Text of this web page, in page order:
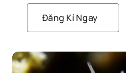
Đăng Kí Ngay